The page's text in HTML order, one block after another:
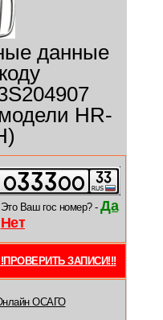
данные
HR-
Ваш гос номер? - Да
Нет
ЗАПИСИ!!!
ОСАГО